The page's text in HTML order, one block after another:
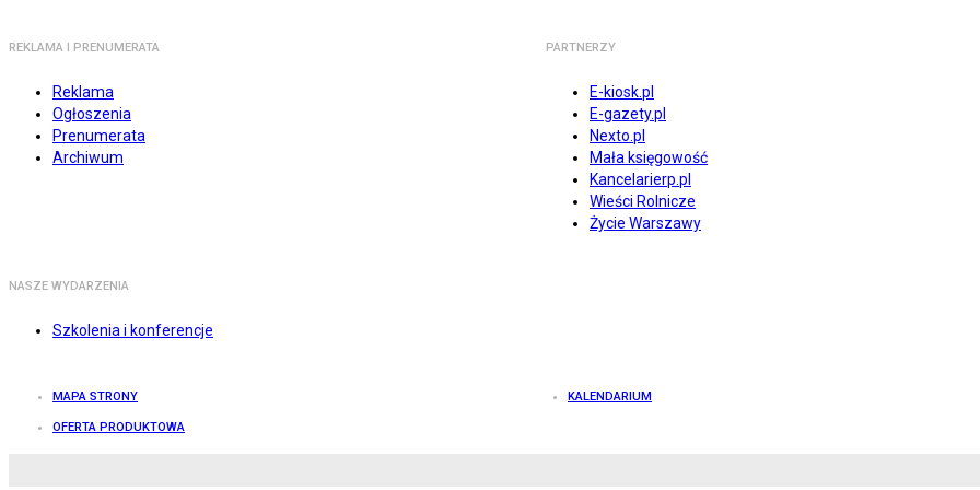
REKLAMA I PRENUMERATA
Reklama
Ogłoszenia
Prenumerata
Archiwum
PARTNERZY
E-kiosk.pl
E-gazety.pl
Nexto.pl
Mała księgowość
Kancelarierp.pl
Wieści Rolnicze
Życie Warszawy
NASZE WYDARZENIA
Szkolenia i konferencje
MAPA STRONY KALENDARIUM
OFERTA PRODUKTOWA